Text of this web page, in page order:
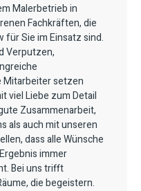
Malerbetrieb in
Fachkräften, die
Sie im Einsatz sind.
Verputzen,
Mitarbeiter setzen
viel Liebe zum Detail
Zusammenarbeit,
als auch mit unseren
dass alle Wünsche
immer
Bei uns trifft
die begeistern.